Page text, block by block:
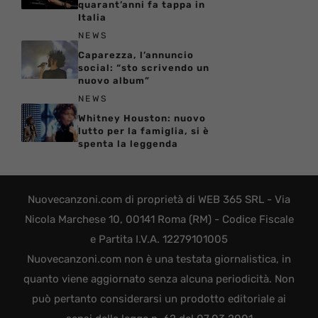
quarant’anni fa tappa in
Italia
NEWS
Caparezza, l’annuncio
social: “sto scrivendo un
nuovo album”
NEWS
Whitney Houston: nuovo
lutto per la famiglia, si è
spenta la leggenda
Nuovecanzoni.com di proprietà di WEB 365 SRL - Via
Nicola Marchese 10, 00141 Roma (RM) - Codice Fiscale
e Partita I.V.A. 12279101005
Nuovecanzoni.com non è una testata giornalistica, in
quanto viene aggiornato senza alcuna periodicità. Non
può pertanto considerarsi un prodotto editoriale ai